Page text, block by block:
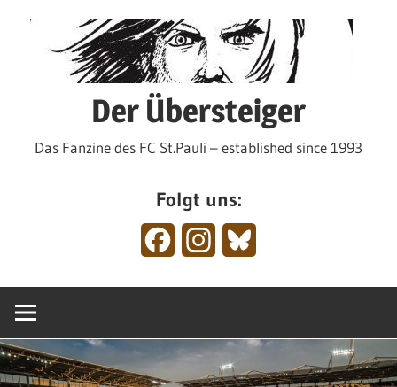
Der Übersteiger
Das Fanzine des FC St.Pauli – established since 1993
Folgt uns:
FacebookInstagram